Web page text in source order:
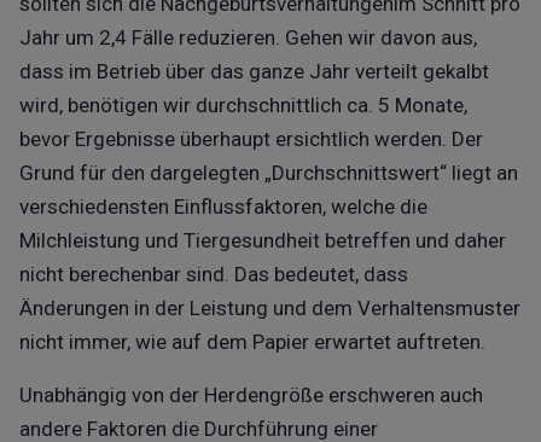
Jahr um 2,4 Fälle reduzieren. Gehen wir davon aus,
dass im Betrieb über das ganze Jahr verteilt gekalbt
wird, benötigen wir durchschnittlich ca. 5 Monate,
bevor Ergebnisse überhaupt ersichtlich werden. Der
Grund für den dargelegten „Durchschnittswert“ liegt an
verschiedensten Einflussfaktoren, welche die
Milchleistung und Tiergesundheit betreffen und daher
nicht berechenbar sind. Das bedeutet, dass
Änderungen in der Leistung und dem Verhaltensmuster
nicht immer, wie auf dem Papier erwartet auftreten.
Unabhängig von der Herdengröße erschweren auch
andere Faktoren die Durchführung einer